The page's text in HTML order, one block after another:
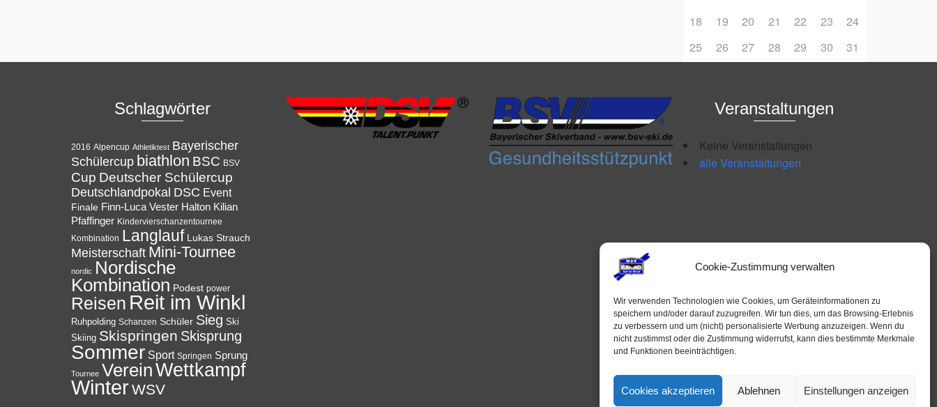
Cookie-Zustimmung verwalten
Wir verwenden Technologien wie Cookies, um Geräteinformationen zu
speichern und/oder darauf zuzugreifen. Wir tun dies, um das Browsing-Erlebnis
zu verbessern und um (nicht) personalisierte Werbung anzuzeigen. Wenn du
nicht zustimmst oder die Zustimmung widerrufst, kann dies bestimmte Merkmale
und Funktionen beeinträchtigen.
Cookies akzeptieren Ablehnen Einstellungen anzeigen
18
19 20 21 22 23
24
25
26 27 28 29 30 31
Schlagwörter
2016 Alpencup Athletiktest Bayerischer
Schülercup biathlon BSC BSV
Cup Deutscher Schülercup
Deutschlandpokal DSC Event
Finale Finn-Luca Vester Halton Kilian
Pfaffinger Kindervierschanzentournee
Kombination Langlauf Lukas Strauch
Meisterschaft Mini-Tournee
nordic Nordische
Kombination Podest power
Reisen Reit im Winkl
Ruhpolding Schanzen Schüler Sieg Ski
Skiing Skispringen Skisprung
Sommer Sport Springen Sprung
Tournee VereinWettkampf
WinterWSV
Veranstaltungen
Keine Veranstaltungen
alle Veranstaltungen